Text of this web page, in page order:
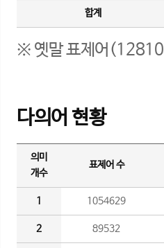
합계
※ 옛말 표제어(12810
다의어 현황
의미
개수
표제어 수
1 1054629
2 89532